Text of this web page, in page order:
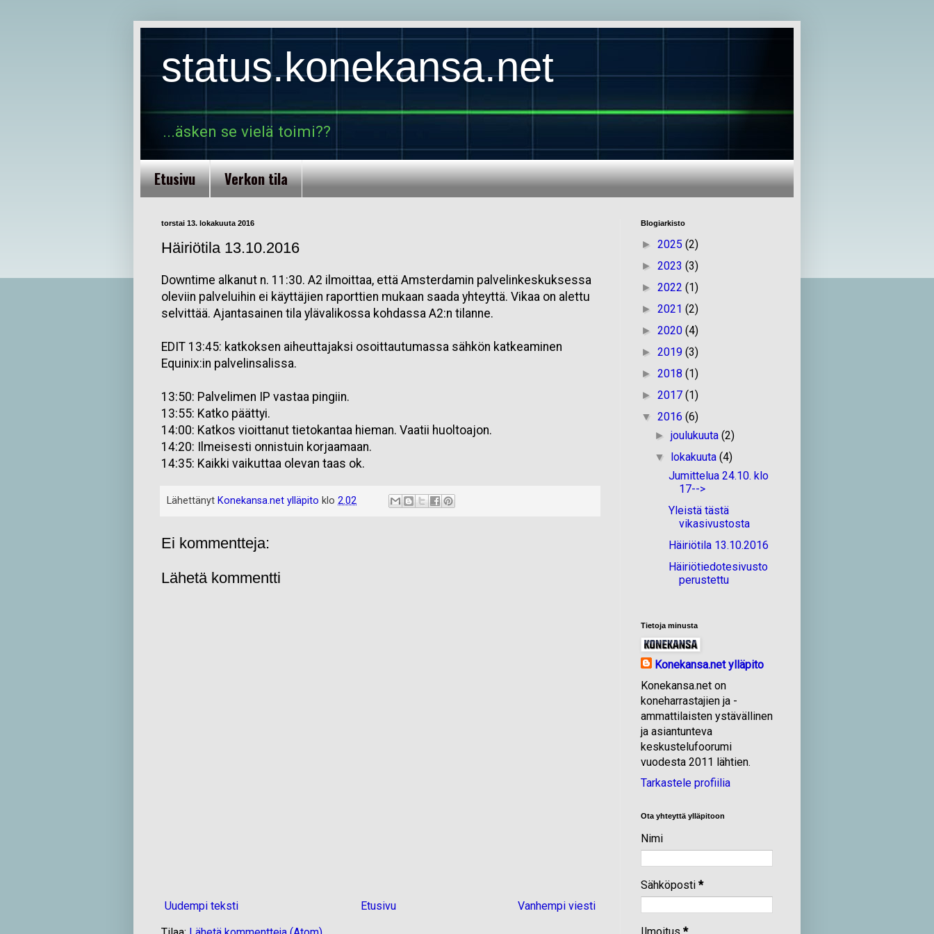
status.konekansa.net
...äsken se vielä toimi??
Etusivu Verkon tila
torstai 13. lokakuuta 2016
Häiriötila 13.10.2016
Downtime alkanut n. 11:30. A2 ilmoittaa, että Amsterdamin palvelinkeskuksessa
oleviin palveluihin ei käyttäjien raporttien mukaan saada yhteyttä. Vikaa on alettu
selvittää. Ajantasainen tila ylävalikossa kohdassa A2:n tilanne.
EDIT 13:45: katkoksen aiheuttajaksi osoittautumassa sähkön katkeaminen
Equinix:in palvelinsalissa.
13:50: Palvelimen IP vastaa pingiin.
13:55: Katko päättyi.
14:00: Katkos vioittanut tietokantaa hieman. Vaatii huoltoajon.
14:20: Ilmeisesti onnistuin korjaamaan.
14:35: Kaikki vaikuttaa olevan taas ok.
Lähettänyt Konekansa.net ylläpito klo 2.02
Ei kommentteja:
Lähetä kommentti
Uudempi teksti Vanhempi viesti
Etusivu
Blogiarkisto
► 2025 (2)
► 2023 (3)
► 2022 (1)
► 2021 (2)
► 2020 (4)
► 2019 (3)
► 2018 (1)
► 2017 (1)
▼ 2016 (6)
►joulukuuta(2)
▼ lokakuuta(4)
Jumittelua 24.10. klo
17-->
Yleistä tästä
vikasivustosta
Häiriötila 13.10.2016
Häiriötiedotesivusto
perustettu
Tietoja minusta
Konekansa.net ylläpito
Konekansa.net on
koneharrastajien ja -
ammattilaisten ystävällinen
ja asiantunteva
keskustelufoorumi
vuodesta 2011 lähtien.
Tarkastele profiilia
Ota yhteyttä ylläpitoon
Nimi
Sähköposti *